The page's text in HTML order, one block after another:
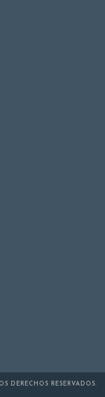
DERECHOS RESERVADOS.